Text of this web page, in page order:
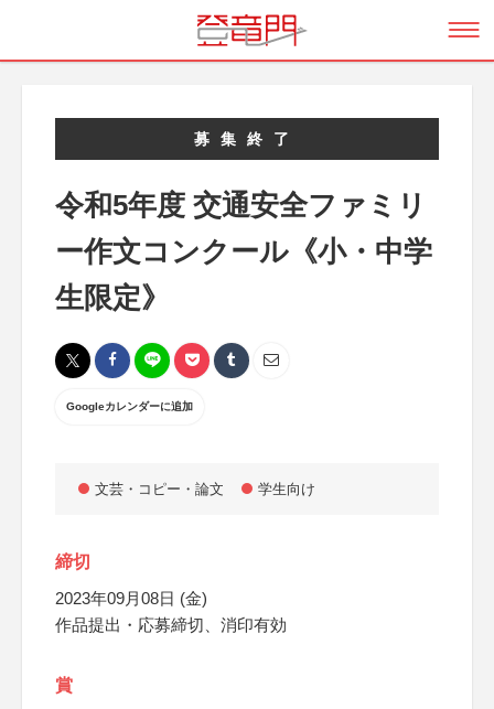
募集終了
令和5年度 交通安全ファミリ
ー作文コンクール《小・中学
生限定》
Googleカレンダーに追加
文芸・コピー・論文 学生向け
締切
2023年09月08日 (金)
作品提出・応募締切、消印有効
賞